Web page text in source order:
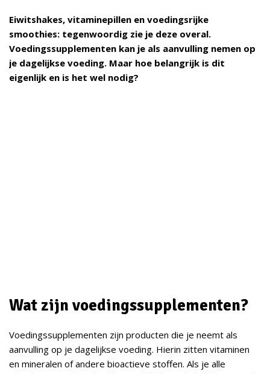
Eiwitshakes, vitaminepillen en voedingsrijke
smoothies: tegenwoordig zie je deze overal.
Voedingssupplementen kan je als aanvulling nemen op
je dagelijkse voeding. Maar hoe belangrijk is dit
eigenlijk en is het wel nodig?
Wat zijn voedingssupplementen?
Voedingssupplementen zijn producten die je neemt als
aanvulling op je dagelijkse voeding. Hierin zitten vitaminen
en mineralen of andere bioactieve stoffen. Als je alle